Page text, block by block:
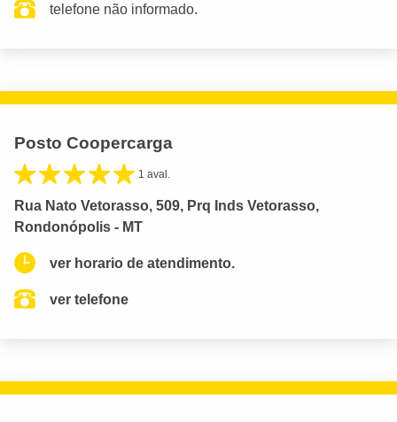
telefone não informado.
Posto Coopercarga
1 aval.
Rua Nato Vetorasso, 509, Prq Inds Vetorasso,
Rondonópolis - MT
ver horario de atendimento.
ver telefone